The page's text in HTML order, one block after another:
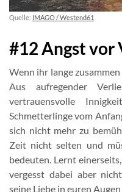
Quelle: IMAGO / Westend61
#12 Angst vor
Wenn ihr lange zusammen
Aus aufregender
vertrauensvolle
Schmetterlinge vom
sich nicht mehr zu
Zeit nicht selten und
bedeuten. Lernt
vergesst dabei aber
seine Liebe in euren